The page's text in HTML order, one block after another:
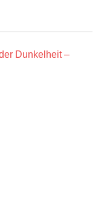
Dunkelheit –